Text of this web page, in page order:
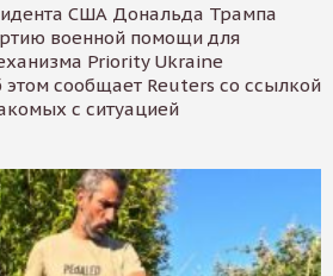
США Дональда Трампа
военной помощи для
Priority Ukraine
сообщает Reuters со ссылкой
с ситуацией